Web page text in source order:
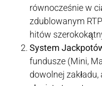
równocześnie w
zdublowanym
hitów
System
fundusze (Mini,
dowolnej